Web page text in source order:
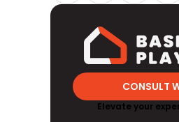
CONSULT
Elevate your